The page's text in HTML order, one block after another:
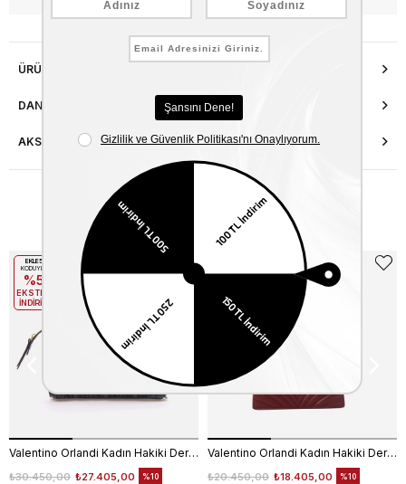
ÜRÜN ÖZELLIKLERI
DANIŞMA HATTI
AKSESUAR ONARIMI
Benzer Ürünler
Valentino Orlandi Kadın Hakiki Deri Siyah Omuz Çantası
₺27.405,00
₺30.450,00 %10
EKLE5
KODUYLA
%5
EKSTRA
İNDİRİM
Valentino Orlandi Kadın Hakiki Deri Bordo Omuz Çantası
₺18.405,00
₺20.450,00 %10
İNDİRİM